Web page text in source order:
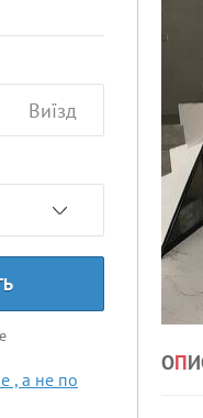
Виїзд
, а не по
ОП